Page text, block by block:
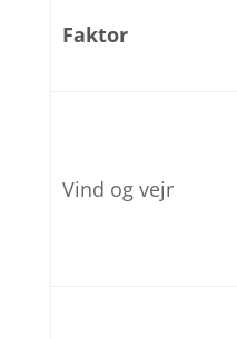
Faktor
Vind og vejr